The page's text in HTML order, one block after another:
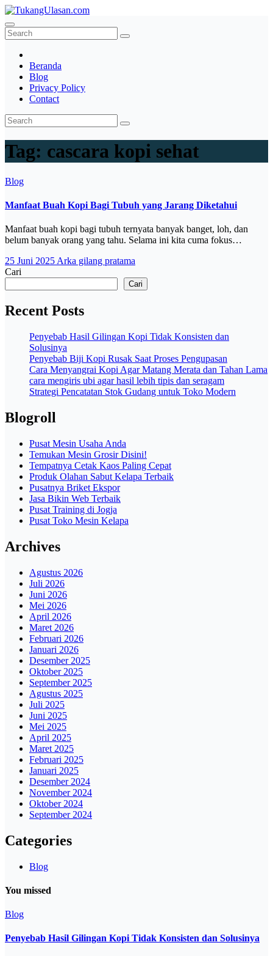
Skip
to
content
TukangUlasan.com
Baca Aja Dulu!
Beranda
Blog
Privacy Policy
Contact
Tag: cascara kopi sehat
Blog
Manfaat Buah Kopi Bagi Tubuh yang Jarang Diketahui
Manfaat buah kopi bagi tubuh ternyata banyak banget, loh, dan
belum banyak orang yang tahu. Selama ini kita cuma fokus…
25 Juni 2025Arka gilang pratama
Cari
Cari
Recent Posts
Penyebab Hasil Gilingan Kopi Tidak Konsisten dan
Solusinya
Penyebab Biji Kopi Rusak Saat Proses Pengupasan
Cara Menyangrai Kopi Agar Matang Merata dan Tahan Lama
cara mengiris ubi agar hasil lebih tipis dan seragam
Strategi Pencatatan Stok Gudang untuk Toko Modern
Blogroll
Pusat Mesin Usaha Anda
Temukan Mesin Grosir Disini!
Tempatnya Cetak Kaos Paling Cepat
Produk Olahan Sabut Kelapa Terbaik
Pusatnya Briket Ekspor
Jasa Bikin Web Terbaik
Pusat Training di Jogja
Pusat Toko Mesin Kelapa
Archives
Agustus 2026
Juli 2026
Juni 2026
Mei 2026
April 2026
Maret 2026
Februari 2026
Januari 2026
Desember 2025
Oktober 2025
September 2025
Agustus 2025
Juli 2025
Juni 2025
Mei 2025
April 2025
Maret 2025
Februari 2025
Januari 2025
Desember 2024
November 2024
Oktober 2024
September 2024
Categories
Blog
You missed
Blog
Penyebab Hasil Gilingan Kopi Tidak Konsisten dan Solusinya